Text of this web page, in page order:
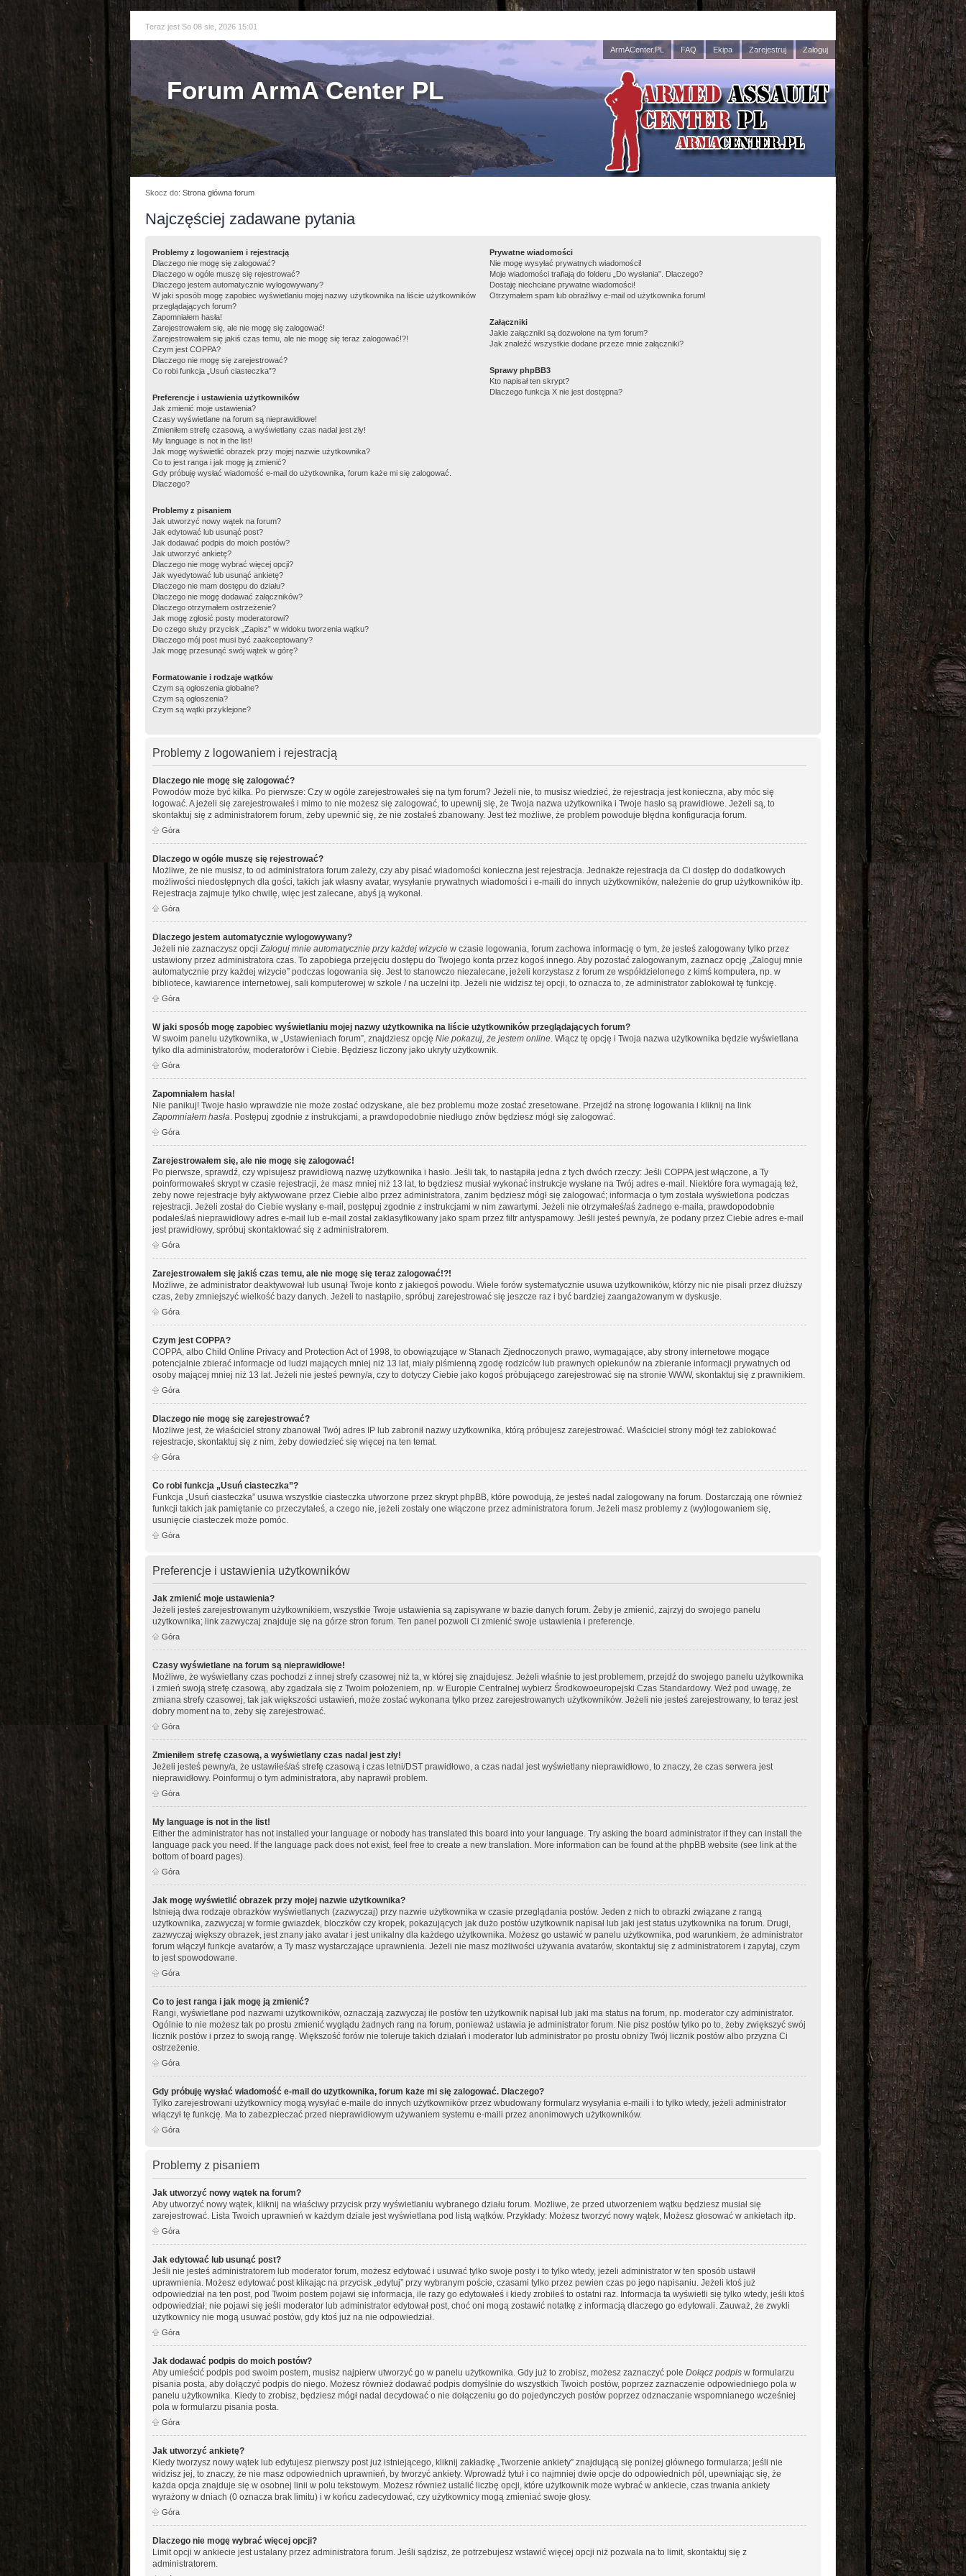
Teraz jest So 08 sie, 2026 15:01
ArmACenter.PL FAQ Ekipa Zarejestruj Zaloguj
Forum ArmA Center PL
Skocz do: Strona główna forum
Najczęściej zadawane pytania
Problemy z logowaniem i rejestracją
Dlaczego nie mogę się zalogować?
Dlaczego w ogóle muszę się rejestrować?
Dlaczego jestem automatycznie wylogowywany?
W jaki sposób mogę zapobiec wyświetlaniu mojej nazwy użytkownika na liście użytkowników
przeglądających forum?
Zapomniałem hasła!
Zarejestrowałem się, ale nie mogę się zalogować!
Zarejestrowałem się jakiś czas temu, ale nie mogę się teraz zalogować!?!
Czym jest COPPA?
Dlaczego nie mogę się zarejestrować?
Co robi funkcja „Usuń ciasteczka”?
Preferencje i ustawienia użytkowników
Jak zmienić moje ustawienia?
Czasy wyświetlane na forum są nieprawidłowe!
Zmieniłem strefę czasową, a wyświetlany czas nadal jest zły!
My language is not in the list!
Jak mogę wyświetlić obrazek przy mojej nazwie użytkownika?
Co to jest ranga i jak mogę ją zmienić?
Gdy próbuję wysłać wiadomość e-mail do użytkownika, forum każe mi się zalogować.
Dlaczego?
Problemy z pisaniem
Jak utworzyć nowy wątek na forum?
Jak edytować lub usunąć post?
Jak dodawać podpis do moich postów?
Jak utworzyć ankietę?
Dlaczego nie mogę wybrać więcej opcji?
Jak wyedytować lub usunąć ankietę?
Dlaczego nie mam dostępu do działu?
Dlaczego nie mogę dodawać załączników?
Dlaczego otrzymałem ostrzeżenie?
Jak mogę zgłosić posty moderatorowi?
Do czego służy przycisk „Zapisz” w widoku tworzenia wątku?
Dlaczego mój post musi być zaakceptowany?
Jak mogę przesunąć swój wątek w górę?
Formatowanie i rodzaje wątków
Czym są ogłoszenia globalne?
Czym są ogłoszenia?
Czym są wątki przyklejone?
Prywatne wiadomości
Nie mogę wysyłać prywatnych wiadomości!
Moje wiadomości trafiają do folderu „Do wysłania”. Dlaczego?
Dostaję niechciane prywatne wiadomości!
Otrzymałem spam lub obraźliwy e-mail od użytkownika forum!
Załączniki
Jakie załączniki są dozwolone na tym forum?
Jak znaleźć wszystkie dodane przeze mnie załączniki?
Sprawy phpBB3
Kto napisał ten skrypt?
Dlaczego funkcja X nie jest dostępna?
Problemy z logowaniem i rejestracją
Dlaczego nie mogę się zalogować?
Powodów może być kilka. Po pierwsze: Czy w ogóle zarejestrowałeś się na tym forum? Jeżeli nie, to musisz wiedzieć, że rejestracja jest konieczna, aby móc się
logować. A jeżeli się zarejestrowałeś i mimo to nie możesz się zalogować, to upewnij się, że Twoja nazwa użytkownika i Twoje hasło są prawidłowe. Jeżeli są, to
skontaktuj się z administratorem forum, żeby upewnić się, że nie zostałeś zbanowany. Jest też możliwe, że problem powoduje błędna konfiguracja forum.
Góra
Dlaczego w ogóle muszę się rejestrować?
Możliwe, że nie musisz, to od administratora forum zależy, czy aby pisać wiadomości konieczna jest rejestracja. Jednakże rejestracja da Ci dostęp do dodatkowych
możliwości niedostępnych dla gości, takich jak własny avatar, wysyłanie prywatnych wiadomości i e-maili do innych użytkowników, należenie do grup użytkowników itp.
Rejestracja zajmuje tylko chwilę, więc jest zalecane, abyś ją wykonał.
Góra
Dlaczego jestem automatycznie wylogowywany?
Jeżeli nie zaznaczysz opcji Zaloguj mnie automatycznie przy każdej wizycie w czasie logowania, forum zachowa informację o tym, że jesteś zalogowany tylko przez
ustawiony przez administratora czas. To zapobiega przejęciu dostępu do Twojego konta przez kogoś innego. Aby pozostać zalogowanym, zaznacz opcję „Zaloguj mnie
automatycznie przy każdej wizycie” podczas logowania się. Jest to stanowczo niezalecane, jeżeli korzystasz z forum ze współdzielonego z kimś komputera, np. w
bibliotece, kawiarence internetowej, sali komputerowej w szkole / na uczelni itp. Jeżeli nie widzisz tej opcji, to oznacza to, że administrator zablokował tę funkcję.
Góra
W jaki sposób mogę zapobiec wyświetlaniu mojej nazwy użytkownika na liście użytkowników przeglądających forum?
W swoim panelu użytkownika, w „Ustawieniach forum”, znajdziesz opcję Nie pokazuj, że jestem online . Włącz tę opcję i Twoja nazwa użytkownika będzie wyświetlana
tylko dla administratorów, moderatorów i Ciebie. Będziesz liczony jako ukryty użytkownik.
Góra
Zapomniałem hasła!
Nie panikuj! Twoje hasło wprawdzie nie może zostać odzyskane, ale bez problemu może zostać zresetowane. Przejdź na stronę logowania i kliknij na link
Zapomniałem hasła . Postępuj zgodnie z instrukcjami, a prawdopodobnie niedługo znów będziesz mógł się zalogować.
Góra
Zarejestrowałem się, ale nie mogę się zalogować!
Po pierwsze, sprawdź, czy wpisujesz prawidłową nazwę użytkownika i hasło. Jeśli tak, to nastąpiła jedna z tych dwóch rzeczy: Jeśli COPPA jest włączone, a Ty
poinformowałeś skrypt w czasie rejestracji, że masz mniej niż 13 lat, to będziesz musiał wykonać instrukcje wysłane na Twój adres e-mail. Niektóre fora wymagają też,
żeby nowe rejestracje były aktywowane przez Ciebie albo przez administratora, zanim będziesz mógł się zalogować; informacja o tym została wyświetlona podczas
rejestracji. Jeżeli został do Ciebie wysłany e-mail, postępuj zgodnie z instrukcjami w nim zawartymi. Jeżeli nie otrzymałeś/aś żadnego e-maila, prawdopodobnie
podałeś/aś nieprawidłowy adres e-mail lub e-mail został zaklasyfikowany jako spam przez filtr antyspamowy. Jeśli jesteś pewny/a, że podany przez Ciebie adres e-mail
jest prawidłowy, spróbuj skontaktować się z administratorem.
Góra
Zarejestrowałem się jakiś czas temu, ale nie mogę się teraz zalogować!?!
Możliwe, że administrator deaktywował lub usunął Twoje konto z jakiegoś powodu. Wiele forów systematycznie usuwa użytkowników, którzy nic nie pisali przez dłuższy
czas, żeby zmniejszyć wielkość bazy danych. Jeżeli to nastąpiło, spróbuj zarejestrować się jeszcze raz i być bardziej zaangażowanym w dyskusje.
Góra
Czym jest COPPA?
COPPA, albo Child Online Privacy and Protection Act of 1998, to obowiązujące w Stanach Zjednoczonych prawo, wymagające, aby strony internetowe mogące
potencjalnie zbierać informacje od ludzi mających mniej niż 13 lat, miały piśmienną zgodę rodziców lub prawnych opiekunów na zbieranie informacji prywatnych od
osoby mającej mniej niż 13 lat. Jeżeli nie jesteś pewny/a, czy to dotyczy Ciebie jako kogoś próbującego zarejestrować się na stronie WWW, skontaktuj się z prawnikiem.
Góra
Dlaczego nie mogę się zarejestrować?
Możliwe jest, że właściciel strony zbanował Twój adres IP lub zabronił nazwy użytkownika, którą próbujesz zarejestrować. Właściciel strony mógł też zablokować
rejestracje, skontaktuj się z nim, żeby dowiedzieć się więcej na ten temat.
Góra
Co robi funkcja „Usuń ciasteczka”?
Funkcja „Usuń ciasteczka” usuwa wszystkie ciasteczka utworzone przez skrypt phpBB, które powodują, że jesteś nadal zalogowany na forum. Dostarczają one również
funkcji takich jak pamiętanie co przeczytałeś, a czego nie, jeżeli zostały one włączone przez administratora forum. Jeżeli masz problemy z (wy)logowaniem się,
usunięcie ciasteczek może pomóc.
Góra
Preferencje i ustawienia użytkowników
Jak zmienić moje ustawienia?
Jeżeli jesteś zarejestrowanym użytkownikiem, wszystkie Twoje ustawienia są zapisywane w bazie danych forum. Żeby je zmienić, zajrzyj do swojego panelu
użytkownika; link zazwyczaj znajduje się na górze stron forum. Ten panel pozwoli Ci zmienić swoje ustawienia i preferencje.
Góra
Czasy wyświetlane na forum są nieprawidłowe!
Możliwe, że wyświetlany czas pochodzi z innej strefy czasowej niż ta, w której się znajdujesz. Jeżeli właśnie to jest problemem, przejdź do swojego panelu użytkownika
i zmień swoją strefę czasową, aby zgadzała się z Twoim położeniem, np. w Europie Centralnej wybierz Środkowoeuropejski Czas Standardowy. Weź pod uwagę, że
zmiana strefy czasowej, tak jak większości ustawień, może zostać wykonana tylko przez zarejestrowanych użytkowników. Jeżeli nie jesteś zarejestrowany, to teraz jest
dobry moment na to, żeby się zarejestrować.
Góra
Zmieniłem strefę czasową, a wyświetlany czas nadal jest zły!
Jeżeli jesteś pewny/a, że ustawiłeś/aś strefę czasową i czas letni/DST prawidłowo, a czas nadal jest wyświetlany nieprawidłowo, to znaczy, że czas serwera jest
nieprawidłowy. Poinformuj o tym administratora, aby naprawił problem.
Góra
My language is not in the list!
Either the administrator has not installed your language or nobody has translated this board into your language. Try asking the board administrator if they can install the
language pack you need. If the language pack does not exist, feel free to create a new translation. More information can be found at the phpBB website (see link at the
bottom of board pages).
Góra
Jak mogę wyświetlić obrazek przy mojej nazwie użytkownika?
Istnieją dwa rodzaje obrazków wyświetlanych (zazwyczaj) przy nazwie użytkownika w czasie przeglądania postów. Jeden z nich to obrazki związane z rangą
użytkownika, zazwyczaj w formie gwiazdek, bloczków czy kropek, pokazujących jak dużo postów użytkownik napisał lub jaki jest status użytkownika na forum. Drugi,
zazwyczaj większy obrazek, jest znany jako avatar i jest unikalny dla każdego użytkownika. Możesz go ustawić w panelu użytkownika, pod warunkiem, że administrator
forum włączył funkcje avatarów, a Ty masz wystarczające uprawnienia. Jeżeli nie masz możliwości używania avatarów, skontaktuj się z administratorem i zapytaj, czym
to jest spowodowane.
Góra
Co to jest ranga i jak mogę ją zmienić?
Rangi, wyświetlane pod nazwami użytkowników, oznaczają zazwyczaj ile postów ten użytkownik napisał lub jaki ma status na forum, np. moderator czy administrator.
Ogólnie to nie możesz tak po prostu zmienić wyglądu żadnych rang na forum, ponieważ ustawia je administrator forum. Nie pisz postów tylko po to, żeby zwiększyć swój
licznik postów i przez to swoją rangę. Większość forów nie toleruje takich działań i moderator lub administrator po prostu obniży Twój licznik postów albo przyzna Ci
ostrzeżenie.
Góra
Gdy próbuję wysłać wiadomość e-mail do użytkownika, forum każe mi się zalogować. Dlaczego?
Tylko zarejestrowani użytkownicy mogą wysyłać e-maile do innych użytkowników przez wbudowany formularz wysyłania e-maili i to tylko wtedy, jeżeli administrator
włączył tę funkcję. Ma to zabezpieczać przed nieprawidłowym używaniem systemu e-maili przez anonimowych użytkowników.
Góra
Problemy z pisaniem
Jak utworzyć nowy wątek na forum?
Aby utworzyć nowy wątek, kliknij na właściwy przycisk przy wyświetlaniu wybranego działu forum. Możliwe, że przed utworzeniem wątku będziesz musiał się
zarejestrować. Lista Twoich uprawnień w każdym dziale jest wyświetlana pod listą wątków. Przykłady: Możesz tworzyć nowy wątek, Możesz głosować w ankietach itp.
Góra
Jak edytować lub usunąć post?
Jeśli nie jesteś administratorem lub moderator forum, możesz edytować i usuwać tylko swoje posty i to tylko wtedy, jeżeli administrator w ten sposób ustawił
uprawnienia. Możesz edytować post klikając na przycisk „edytuj” przy wybranym poście, czasami tylko przez pewien czas po jego napisaniu. Jeżeli ktoś już
odpowiedział na ten post, pod Twoim postem pojawi się informacja, ile razy go edytowałeś i kiedy zrobiłeś to ostatni raz. Informacja ta wyświetli się tylko wtedy, jeśli ktoś
odpowiedział; nie pojawi się jeśli moderator lub administrator edytował post, choć oni mogą zostawić notatkę z informacją dlaczego go edytowali. Zauważ, że zwykli
użytkownicy nie mogą usuwać postów, gdy ktoś już na nie odpowiedział.
Góra
Jak dodawać podpis do moich postów?
Aby umieścić podpis pod swoim postem, musisz najpierw utworzyć go w panelu użytkownika. Gdy już to zrobisz, możesz zaznaczyć pole Dołącz podpis w formularzu
pisania posta, aby dołączyć podpis do niego. Możesz również dodawać podpis domyślnie do wszystkich Twoich postów, poprzez zaznaczenie odpowiedniego pola w
panelu użytkownika. Kiedy to zrobisz, będziesz mógł nadal decydować o nie dołączeniu go do pojedynczych postów poprzez odznaczanie wspomnianego wcześniej
pola w formularzu pisania posta.
Góra
Jak utworzyć ankietę?
Kiedy tworzysz nowy wątek lub edytujesz pierwszy post już istniejącego, kliknij zakładkę „Tworzenie ankiety” znajdującą się poniżej głównego formularza; jeśli nie
widzisz jej, to znaczy, że nie masz odpowiednich uprawnień, by tworzyć ankiety. Wprowadź tytuł i co najmniej dwie opcje do odpowiednich pól, upewniając się, że
każda opcja znajduje się w osobnej linii w polu tekstowym. Możesz również ustalić liczbę opcji, które użytkownik może wybrać w ankiecie, czas trwania ankiety
wyrażony w dniach (0 oznacza brak limitu) i w końcu zadecydować, czy użytkownicy mogą zmieniać swoje głosy.
Góra
Dlaczego nie mogę wybrać więcej opcji?
Limit opcji w ankiecie jest ustalany przez administratora forum. Jeśli sądzisz, że potrzebujesz wstawić więcej opcji niż pozwala na to limit, skontaktuj się z
administratorem.